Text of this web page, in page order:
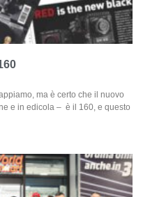
ma è certo che il nuovo
e in edicola – è il 160, e questo